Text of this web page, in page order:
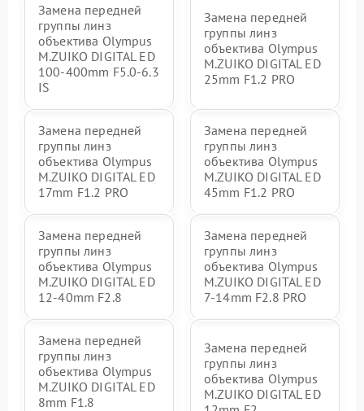
Замена передней
группы линз
объектива Olympus
M.ZUIKO DIGITAL ED
100-400mm F5.0-6.3
IS
Замена передней
группы линз
объектива Olympus
M.ZUIKO DIGITAL ED
25mm F1.2 PRO
Замена передней
группы линз
объектива Olympus
M.ZUIKO DIGITAL ED
17mm F1.2 PRO
Замена передней
группы линз
объектива Olympus
M.ZUIKO DIGITAL ED
45mm F1.2 PRO
Замена передней
группы линз
объектива Olympus
M.ZUIKO DIGITAL ED
12-40mm F2.8
Замена передней
группы линз
объектива Olympus
M.ZUIKO DIGITAL ED
7-14mm F2.8 PRO
Замена передней
группы линз
объектива Olympus
M.ZUIKO DIGITAL ED
8mm F1.8
Замена передней
группы линз
объектива Olympus
M.ZUIKO DIGITAL ED